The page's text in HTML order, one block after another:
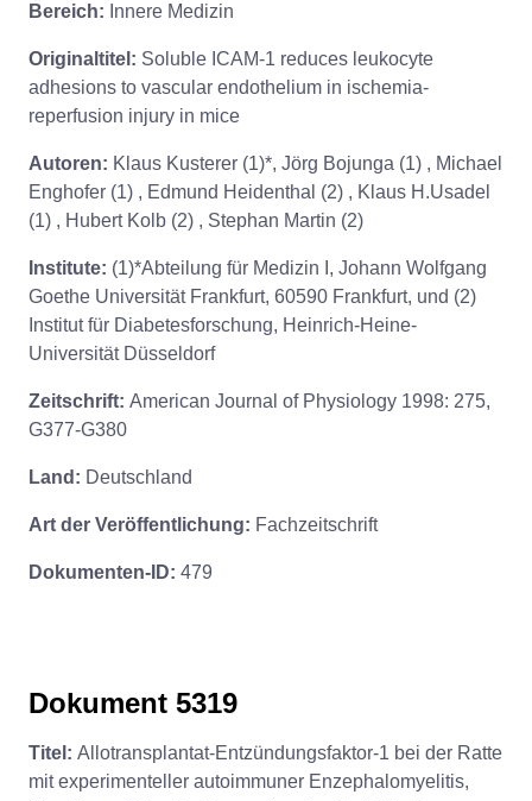
Bereich: Innere Medizin
Originaltitel: Soluble ICAM-1 reduces leukocyte
adhesions to vascular endothelium in ischemia-
reperfusion injury in mice
Autoren: Klaus Kusterer (1)*, Jörg Bojunga (1) , Michael
Enghofer (1) , Edmund Heidenthal (2) , Klaus H.Usadel
(1) , Hubert Kolb (2) , Stephan Martin (2)
Institute: (1)*Abteilung für Medizin I, Johann Wolfgang
Goethe Universität Frankfurt, 60590 Frankfurt, und (2)
Institut für Diabetesforschung, Heinrich-Heine-
Universität Düsseldorf
Zeitschrift: American Journal of Physiology 1998: 275,
G377-G380
Land: Deutschland
Art der Veröffentlichung: Fachzeitschrift
Dokumenten-ID: 479
Dokument 5319
Titel: Allotransplantat-Entzündungsfaktor-1 bei der Ratte
mit experimenteller autoimmuner Enzephalomyelitis,